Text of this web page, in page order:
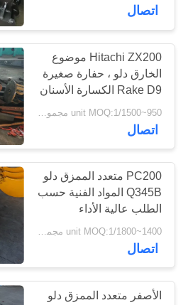
اتصل
أخبار
حالات
خريطة
الموقع
PRIVACY
POLICY
اتصال
Hitachi ZX200 موضوع
الخارق دلو ، حفارة صغيرة
Rake D9 الكسارة الأسنان
شانك 1200mm
اتصال
PC200 متعدد الممزق دلو
Q345B المواد الفنية حسب
الطلب عالية الأداء
1400~1800/unit MOQ:1 مجموعة
اتصال
الأصفر متعدد الممزق دلو